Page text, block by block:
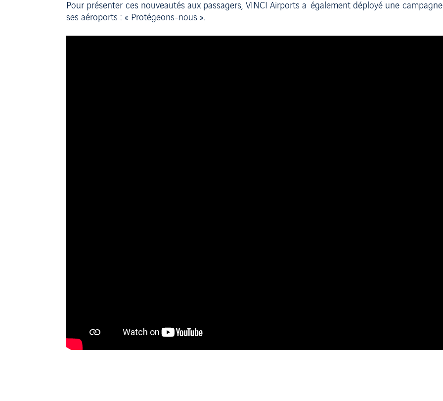
Pour présenter ces nouveautés aux passagers, VINCI Airports a également déployé une
ses aéroports : « Protégeons-nous ».